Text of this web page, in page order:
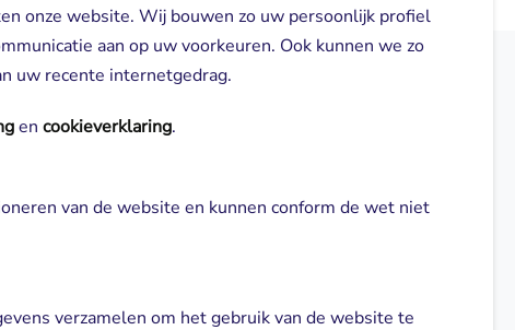
onze website. Wij bouwen zo uw persoonlijk profiel
aan op uw voorkeuren. Ook kunnen we zo
uw recente internetgedrag.
en cookieverklaring.
van de website en kunnen conform de wet niet
verzamelen om het gebruik van de website te
Locaties